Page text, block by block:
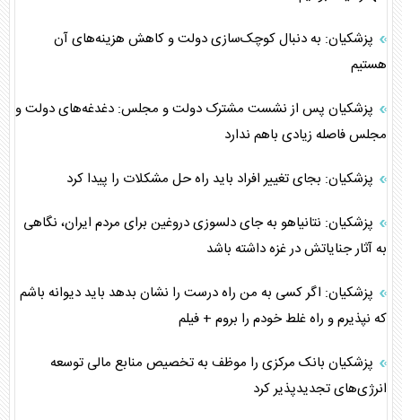
پزشکیان: به دنبال کوچک‌سازی دولت و کاهش هزینه‌های آن
هستیم
پزشکیان پس از نشست مشترک دولت و مجلس: دغدغه‌های دولت و
مجلس فاصله زیادی باهم ندارد
پزشکیان: بجای تغییر افراد باید راه حل مشکلات را پیدا کرد
پزشکیان: نتانیاهو به جای دلسوزی دروغین برای مردم ایران، نگاهی
به آثار جنایاتش در غزه داشته باشد
پزشکیان: اگر کسی به من راه درست را نشان بدهد باید دیوانه باشم
که نپذیرم و راه غلط خودم را بروم + فیلم
پزشکیان بانک مرکزی را موظف به تخصیص منابع مالی توسعه
انرژی‌های تجدیدپذیر کرد